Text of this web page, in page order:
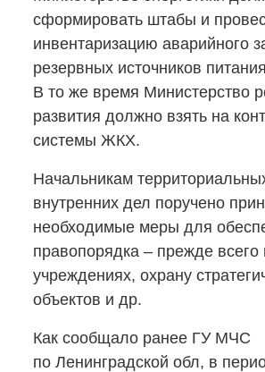
сформировать штабы и
инвентаризацию аварийного
резервных источников
В то же время Министерство
развития должно взять на
системы ЖКХ.
Начальникам
внутренних дел поручено
необходимые меры для
правопорядка – прежде всего
учреждениях, охрану
объектов и др.
Как сообщало ранее ГУ МЧС
по Ленинградской обл, в